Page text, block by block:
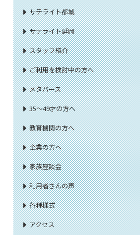
サテライト都城
サテライト延岡
スタッフ紹介
ご利用を検討中の方へ
メタバース
35～49才の方へ
教育機関の方へ
企業の方へ
家族座談会
利用者さんの声
各種様式
アクセス